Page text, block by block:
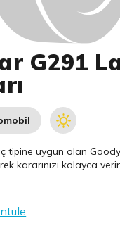
G291
tipine uygun olan
kararınızı kolayca